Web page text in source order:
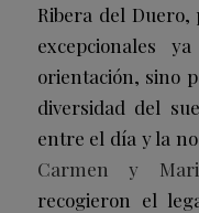
Ribera del Duero,
excepcionales
orientación, sino
diversidad del
entre el día y la
Carmen y
recogieron el